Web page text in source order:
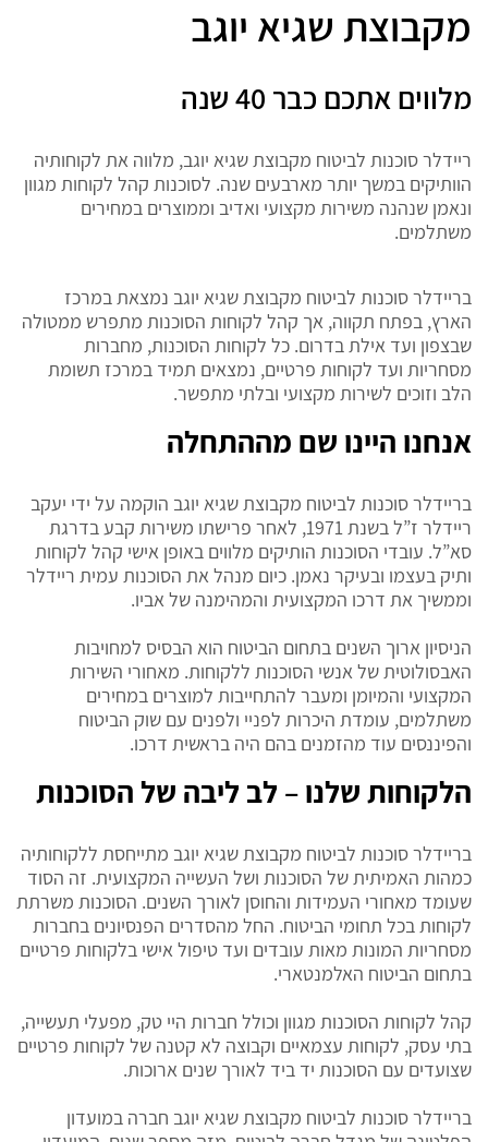
מקבוצת שגיא יוגב
מלווים אתכם כבר 40 שנה
ריידלר סוכנות לביטוח מקבוצת שגיא יוגב, מלווה את לקוחותיה
הוותיקים במשך יותר מארבעים שנה. לסוכנות קהל לקוחות מגוון
ונאמן שנהנה משירות מקצועי ואדיב וממוצרים במחירים
משתלמים.
בריידלר סוכנות לביטוח מקבוצת שגיא יוגב נמצאת במרכז
הארץ, בפתח תקווה, אך קהל לקוחות הסוכנות מתפרש ממטולה
שבצפון ועד אילת בדרום. כל לקוחות הסוכנות, מחברות
מסחריות ועד לקוחות פרטיים, נמצאים תמיד במרכז תשומת
הלב וזוכים לשירות מקצועי ובלתי מתפשר.
אנחנו היינו שם מההתחלה
בריידלר סוכנות לביטוח מקבוצת שגיא יוגב הוקמה על ידי יעקב
ריידלר ז”ל בשנת 1971, לאחר פרישתו משירות קבע בדרגת
סא”ל. עובדי הסוכנות הותיקים מלווים באופן אישי קהל לקוחות
ותיק בעצמו ובעיקר נאמן. כיום מנהל את הסוכנות עמית ריידלר
וממשיך את דרכו המקצועית והמהימנה של אביו.
הניסיון ארוך השנים בתחום הביטוח הוא הבסיס למחויבות
האבסולוטית של אנשי הסוכנות ללקוחות. מאחורי השירות
המקצועי והמיומן ומעבר להתחייבות למוצרים במחירים
משתלמים, עומדת היכרות לפניי ולפנים עם שוק הביטוח
והפיננסים עוד מהזמנים בהם היה בראשית דרכו.
הלקוחות שלנו – לב ליבה של הסוכנות
בריידלר סוכנות לביטוח מקבוצת שגיא יוגב מתייחסת ללקוחותיה
כמהות האמיתית של הסוכנות ושל העשייה המקצועית. זה הסוד
שעומד מאחורי העמידות והחוסן לאורך השנים. הסוכנות משרתת
לקוחות בכל תחומי הביטוח. החל מהסדרים הפנסיונים בחברות
מסחריות המונות מאות עובדים ועד טיפול אישי בלקוחות פרטיים
בתחום הביטוח האלמנטארי.
קהל לקוחות הסוכנות מגוון וכולל חברות היי טק, מפעלי תעשייה,
בתי עסק, לקוחות עצמאיים וקבוצה לא קטנה של לקוחות פרטיים
שצועדים עם הסוכנות יד ביד לאורך שנים ארוכות.
בריידלר סוכנות לביטוח מקבוצת שגיא יוגב חברה במועדון